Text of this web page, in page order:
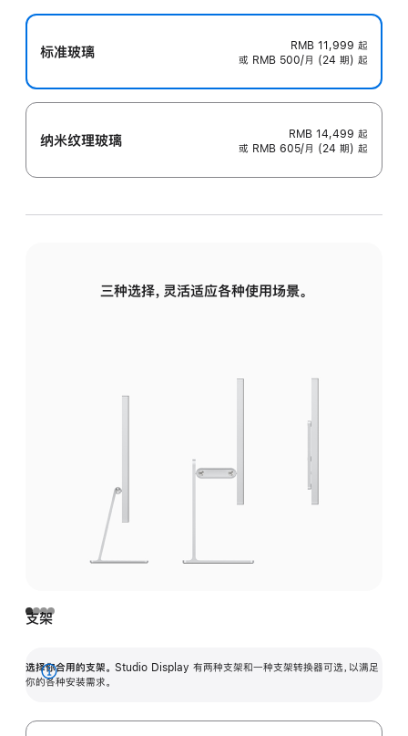
标准玻璃 RMB 11,999 起
或 RMB 500/月 (24 期) 起
纳米纹理玻璃 RMB 14,499 起
或 RMB 605/月 (24 期) 起
三种选择，灵活适应各种使用场景。
支架
选择你合用的支架。 Studio Display 有两种支架和一种支架转换器可选，以满足
你的各种安装需求。
展